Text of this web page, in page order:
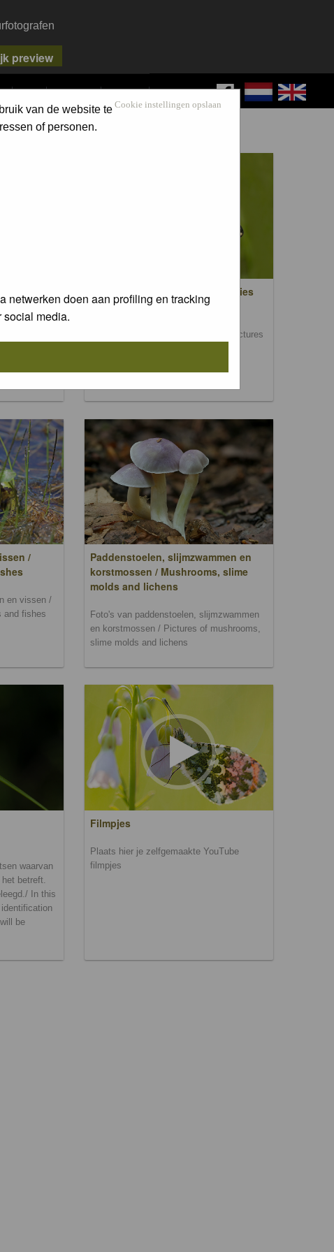
FAQ SEARCH LOG IN
Cookie instellingen opslaan
van de website te
of personen.
netwerken doen aan profiling en tracking
social media.
trees)
Dag- en nachtvlinders / Butterflies
and moths
Foto's van dag- en nachtvlinders / Pictures
/
en vissen /
and fishes
Paddenstoelen, slijmzwammen en
korstmossen / Mushrooms, slime
molds and lichens
Foto's van paddenstoelen, slijmzwammen
en korstmossen / Pictures of mushrooms,
slime molds and lichens
waarvan
betreft.
In this
be
Filmpjes
Plaats hier je zelfgemaakte YouTube
filmpjes